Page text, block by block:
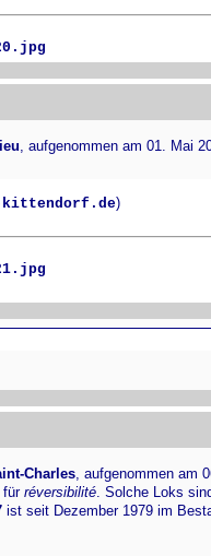
, aufgenommen am 01. Mai
kittendorf.de)
Charles, aufgenommen am
für réversibilité. Solche Loks
ist seit Dezember 1979 im